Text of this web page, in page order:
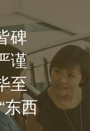
碑
谨
至
东西